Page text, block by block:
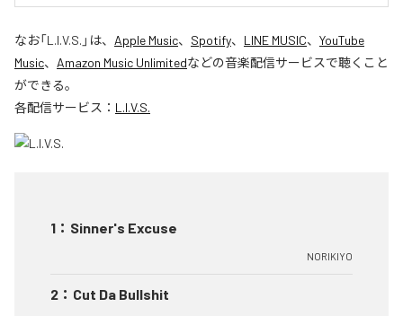
なお「L.I.V.S. 」は、 Apple Music、 Spotify、 LINE MUSIC、 YouTube
Music、 Amazon Music Unlimitedなどの音楽配信サービスで聴くこと
ができる。
各配信サービス： L.I.V.S.
1 ： Sinner's Excuse
NORIKIYO
2 ： Cut Da Bullshit